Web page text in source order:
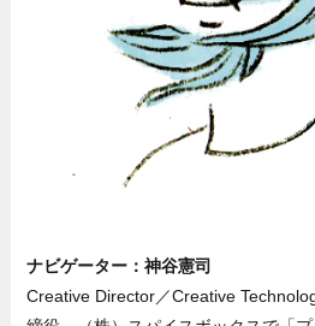
ナビゲーター：神谷憲司
Creative Director／Creative